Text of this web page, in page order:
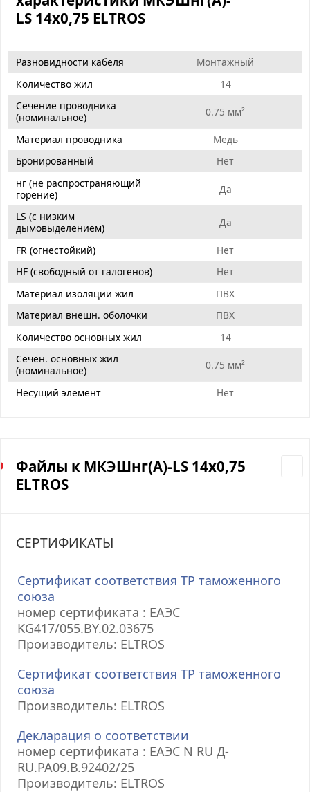
LS 14х0,75 ELTROS
Разновидности кабеля
Монтажный
Количество жил
14
Сечение проводника
(номинальное)
0.75 мм²
Материал проводника
Медь
Бронированный
Нет
нг (не распространяющий
горение)
Да
LS (с низким
дымовыделением)
Да
FR (огнестойкий)
Нет
HF (свободный от галогенов)
Нет
Материал изоляции жил
ПВХ
Материал внешн. оболочки
ПВХ
Количество основных жил
14
Сечен. основных жил
(номинальное)
0.75 мм²
Несущий элемент Нет
Файлы к МКЭШнг(А)-LS 14х0,75
ELTROS
СЕРТИФИКАТЫ
Сертификат соответствия ТР таможенного
союза
номер сертификата : ЕАЭС
KG417/055.BY.02.03675
Производитель: ELTROS
Сертификат соответствия ТР таможенного
союза
Производитель: ELTROS
Декларация о соответствии
номер сертификата : ЕАЭС N RU Д-
RU.РА09.В.92402/25
Производитель: ELTROS